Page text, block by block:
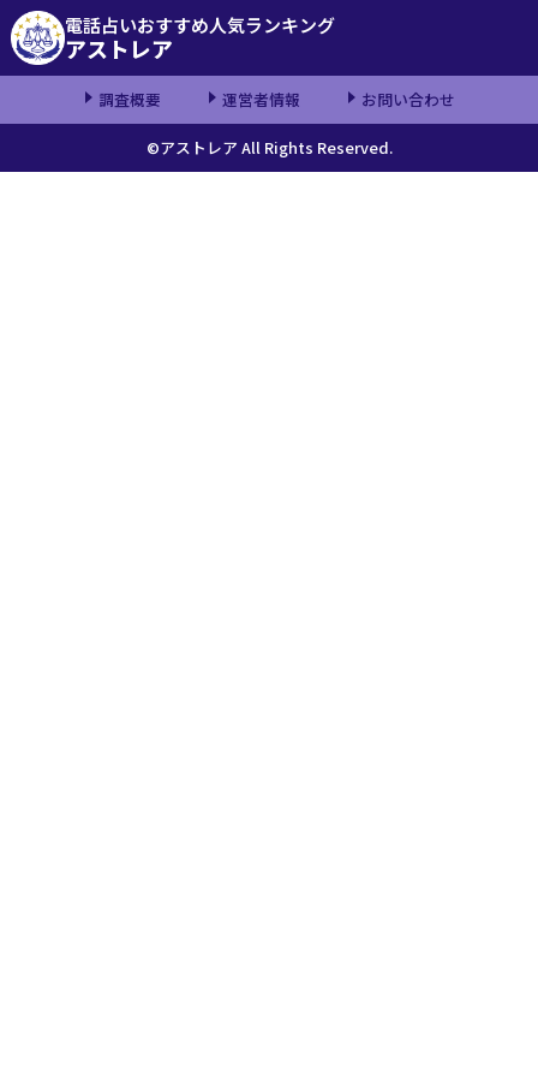
電話占いおすすめ人気ランキング
アストレア
調査概要 運営者情報 お問い合わせ
©アストレア All Rights Reserved.